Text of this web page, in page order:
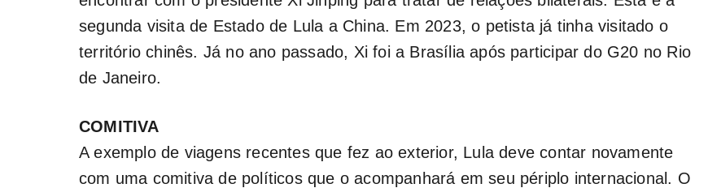
segunda visita de Estado de Lula a China. Em 2023, o petista já tinha visitado o
território chinês. Já no ano passado, Xi foi a Brasília após participar do G20 no Rio
de Janeiro.
COMITIVA
A exemplo de viagens recentes que fez ao exterior, Lula deve contar novamente
com uma comitiva de políticos que o acompanhará em seu périplo internacional. O